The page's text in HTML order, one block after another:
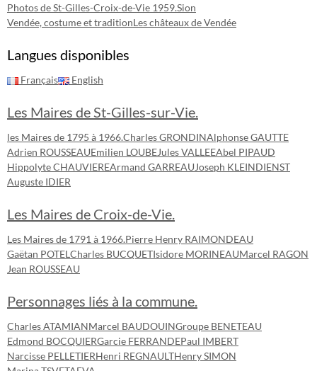
Photos de St-Gilles-Croix-de-Vie 1959.Sion
Vendée, costume et traditionLes châteaux de Vendée
Langues disponibles
Français English
Les Maires de St-Gilles-sur-Vie.
les Maires de 1795 à 1966.Charles GRONDINAlphonse GAUTTE
Adrien ROUSSEAUEmilien LOUBEJules VALLEEAbel PIPAUD
Hippolyte CHAUVIEREArmand GARREAUJoseph KLEINDIENST
Auguste IDIER
Les Maires de Croix-de-Vie.
Les Maires de 1791 à 1966.Pierre Henry RAIMONDEAU
Gaëtan POTEL Charles BUCQUETIsidore MORINEAUMarcel RAGON
Jean ROUSSEAU
Personnages liés à la commune.
Charles ATAMIANMarcel BAUDOUINGroupe BENETEAU
Edmond BOCQUIERGarcie FERRANDEPaul IMBERT
Narcisse PELLETIERHenri REGNAULTHenry SIMON